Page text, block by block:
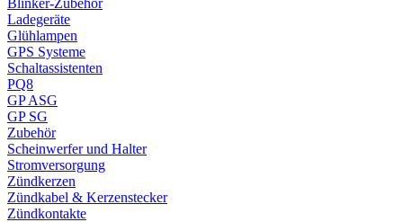
Blinker-Zubehör
Ladegeräte
Glühlampen
GPS Systeme
Schaltassistenten
PQ8
GP ASG
GP SG
Zubehör
Scheinwerfer und Halter
Stromversorgung
Zündkerzen
Zündkabel & Kerzenstecker
Zündkontakte